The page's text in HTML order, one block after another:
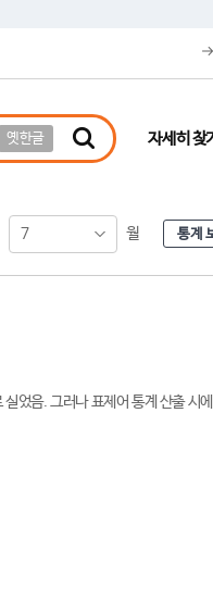
옛한글 자세히 찾
7 월 통계
었음. 그러나 표제어 통계 산출 시